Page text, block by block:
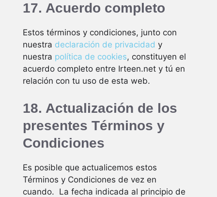
17. Acuerdo completo
Estos términos y condiciones, junto con
nuestra declaración de privacidad y
nuestra política de cookies, constituyen el
acuerdo completo entre Irteen.net y tú en
relación con tu uso de esta web.
18. Actualización de los
presentes Términos y
Condiciones
Es posible que actualicemos estos
Términos y Condiciones de vez en
cuando. La fecha indicada al principio de